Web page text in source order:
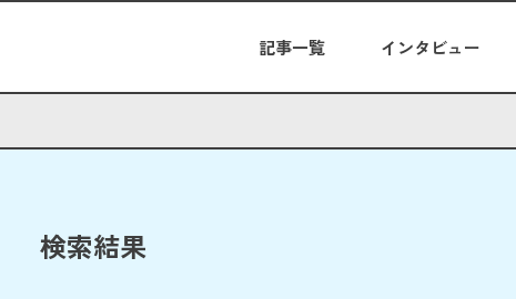
記事一覧 インタビュー
検索結果